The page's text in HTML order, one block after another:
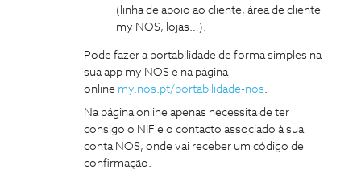
(linha de apoio ao cliente, área de cliente
my NOS, lojas…).
Pode fazer a portabilidade de forma simples na
sua app my NOS e na página
online my.nos.pt/portabilidade-nos.
Na página online apenas necessita de ter
consigo o NIF e o contacto associado à sua
conta NOS, onde vai receber um código de
confirmação.